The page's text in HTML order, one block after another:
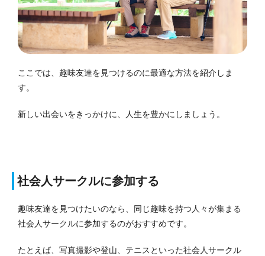
ここでは、趣味友達を見つけるのに最適な方法を紹介しま
す。
新しい出会いをきっかけに、人生を豊かにしましょう。
社会人サークルに参加する
趣味友達を見つけたいのなら、同じ趣味を持つ人々が集まる
社会人サークルに参加するのがおすすめです。
たとえば、写真撮影や登山、テニスといった社会人サークル